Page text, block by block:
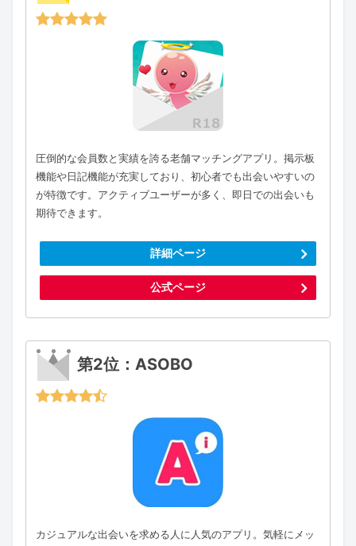
圧倒的な会員数と実績を誇る老舗マッチングアプリ。掲示板
機能や日記機能が充実しており、初心者でも出会いやすいの
が特徴です。アクティブユーザーが多く、即日での出会いも
期待できます。
詳細ページ
公式ページ
第2位：ASOBO
カジュアルな出会いを求める人に人気のアプリ。気軽にメッ